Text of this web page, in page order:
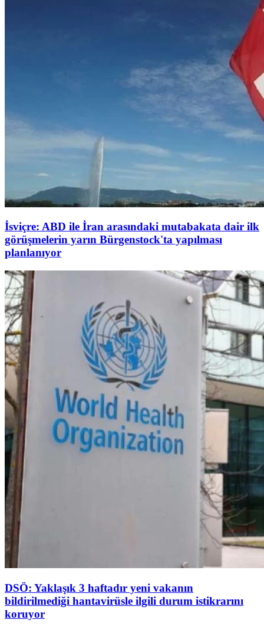
İsviçre: ABD ile İran arasındaki mutabakata dair ilk
görüşmelerin yarın Bürgenstock'ta yapılması
planlanıyor
DSÖ: Yaklaşık 3 haftadır yeni vakanın
bildirilmediği hantavirüsle ilgili durum istikrarını
koruyor